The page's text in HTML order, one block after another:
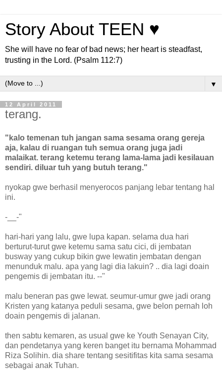
Story About TEEN ♥
She will have no fear of bad news; her heart is steadfast,
trusting in the Lord. (Psalm 112:7)
▼
12 April 2011
terang.
"kalo temenan tuh jangan sama sesama orang gereja
aja, kalau di ruangan tuh semua orang juga jadi
malaikat. terang ketemu terang lama-lama jadi kesilauan
sendiri. diluar tuh yang butuh terang."
nyokap gwe berhasil menyerocos panjang lebar tentang hal
ini.
-__-"
hari-hari yang lalu, gwe lupa kapan. selama dua hari
berturut-turut gwe ketemu sama satu cici, di jembatan
busway yang cukup bikin gwe lewatin jembatan dengan
menunduk malu. apa yang lagi dia lakuin? .. dia lagi doain
pengemis di jembatan itu. --"
malu beneran pas gwe lewat. seumur-umur gwe jadi orang
Kristen yang katanya peduli sesama, gwe belon pernah loh
doain pengemis di jalanan.
then sabtu kemaren, as usual gwe ke Youth Senayan City,
dan pendetanya yang keren banget itu bernama Mohammad
Riza Solihin. dia share tentang sesitifitas kita sama sesama
sebagai anak Tuhan.